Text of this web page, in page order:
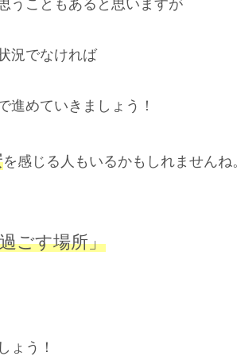
況でなければ
進めていきましょう！
を感じる人もいるかもしれませんね。
ごす場所」
ょう！